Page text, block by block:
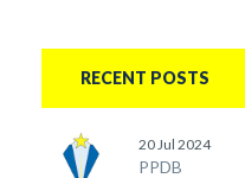
RECENT POSTS
20 Jul 2024
PPDB